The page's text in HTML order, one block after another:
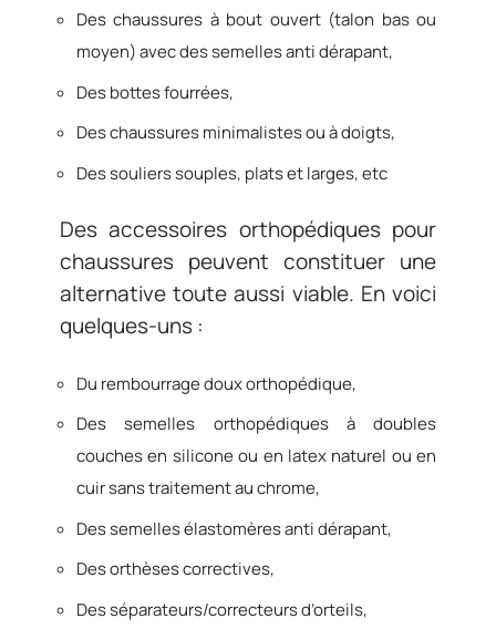
Des chaussures à bout ouvert (talon bas ou
moyen) avec des semelles anti dérapant,
Des bottes fourrées,
Des chaussures minimalistes ou à doigts,
Des souliers souples, plats et larges, etc
Des accessoires orthopédiques pour
chaussures peuvent constituer une
alternative toute aussi viable. En voici
quelques-uns :
Du rembourrage doux orthopédique,
Des semelles orthopédiques à doubles
couches en silicone ou en latex naturel ou en
cuir sans traitement au chrome,
Des semelles élastomères anti dérapant,
Des orthèses correctives,
Des séparateurs/correcteurs d’orteils,